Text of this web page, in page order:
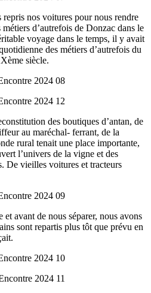
nos voitures pour nous rendre
d’autrefois de Donzac dans le
voyage dans le temps, il y avait
des métiers d’autrefois du
siècle.
des boutiques d’antan, de
au maréchal- ferrant, de la
rural tenait une place importante,
l’univers de la vigne et des
De vieilles voitures et tracteurs
et avant de nous séparer, nous avons
sont repartis plus tôt que prévu en